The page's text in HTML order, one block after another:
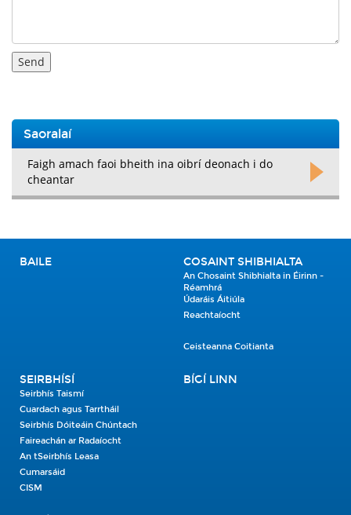
Saoralaí
Faigh amach faoi bheith ina oibrí deonach i do
cheantar
BAILE COSAINT SHIBHIALTA
An Chosaint Shibhialta in Éirinn -
Réamhrá
Údaráis Áitiúla
Reachtaíocht
Ceisteanna Coitianta
SEIRBHÍSÍ
Seirbhís Taismí
Cuardach agus Tarrtháil
Seirbhís Dóiteáin Chúntach
Faireachán ar Radaíocht
An tSeirbhís Leasa
Cumarsáid
CISM
BÍGÍ LINN